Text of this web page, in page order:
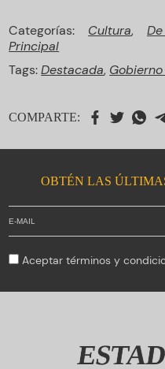
Categorías: Cultura,
Principal
Tags:Destacada,
COMPARTE:
OBTÉN LAS
Aceptartérminos y